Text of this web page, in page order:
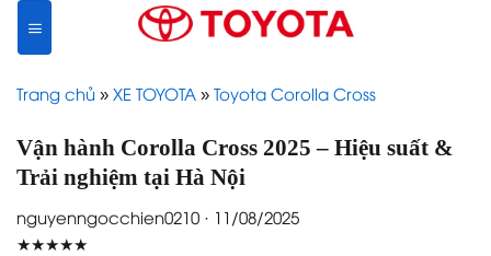
content
Trang chủ » XE TOYOTA » Toyota Corolla Cross
Vận hành Corolla Cross 2025 – Hiệu suất &
Trải nghiệm tại Hà Nội
nguyenngocchien0210 · 11/08/2025
★★★★★